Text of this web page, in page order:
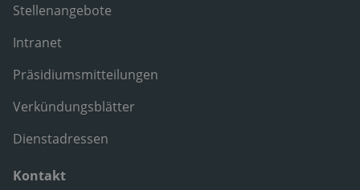
Stellenangebote
Intranet
Präsidiumsmitteilungen
Verkündungsblätter
Dienstadressen
Kontakt